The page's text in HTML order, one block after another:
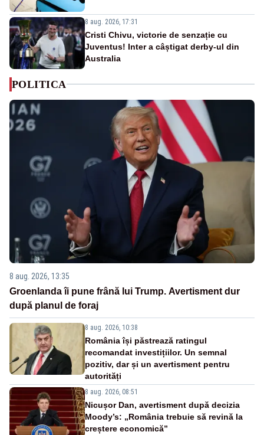
8 aug. 2026, 17:31
Cristi Chivu, victorie de senzație cu
Juventus! Inter a câștigat derby-ul din
Australia
POLITICA
8 aug. 2026, 13:35
Groenlanda îi pune frână lui Trump. Avertisment dur
după planul de foraj
8 aug. 2026, 10:38
România își păstrează ratingul
recomandat investițiilor. Un semnal
pozitiv, dar și un avertisment pentru
autorități
8 aug. 2026, 08:51
Nicușor Dan, avertisment după decizia
Moody’s: „România trebuie să revină la
creștere economică”